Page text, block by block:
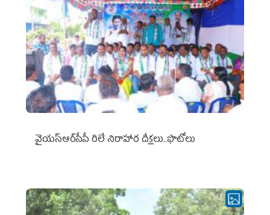
వైయ‌స్ఆర్‌సీపీ రిలే నిరాహార దీక్షలు..ఫొటోలు